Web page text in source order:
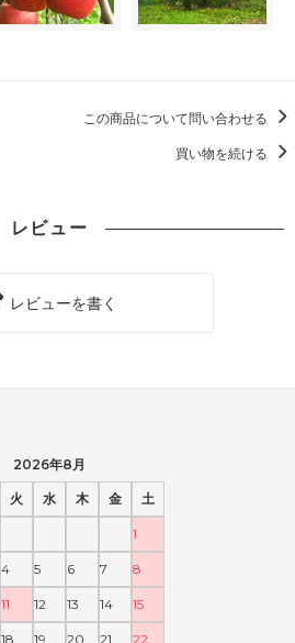
この商品について問い合わせる
買い物を続ける
レビュー
レビューを書く
2026年8月
火 水 木 金 土
1
4 5 6 7 8
11 12 13 14 15
18 19 20 21 22